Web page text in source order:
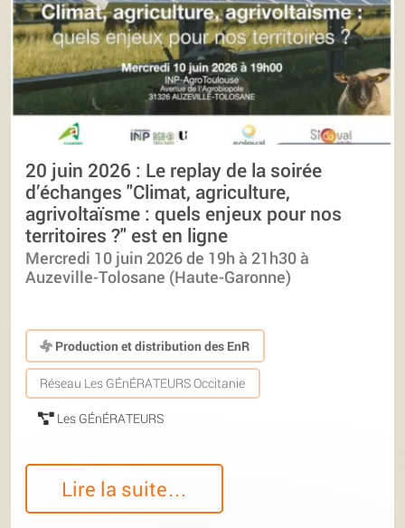
20 juin 2026 : Le replay de la soirée
d’échanges "Climat, agriculture,
agrivoltaïsme : quels enjeux pour nos
territoires ?" est en ligne
Mercredi 10 juin 2026 de 19h à 21h30 à
Auzeville-Tolosane (Haute-Garonne)
Production et distribution des EnR
Réseau Les GÉnÉRATEURS Occitanie
Les GÉnÉRATEURS
Lire la suite…